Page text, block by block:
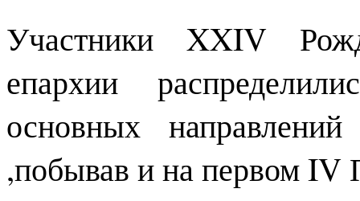
Участники XXIV
епархии
основных
,побывав и на первом IV